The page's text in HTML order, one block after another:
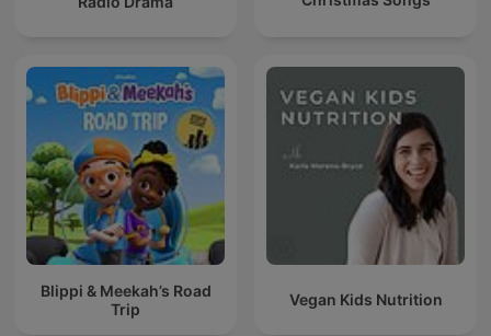
Blippi & Meekah’s Road
Trip
Vegan Kids Nutrition